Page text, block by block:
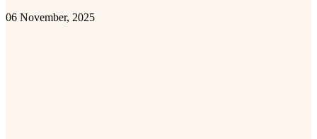
06 November, 2025